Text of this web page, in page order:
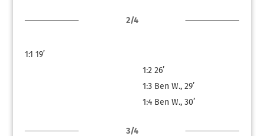
2/4
1:1 19’
1:2 26’
1:3 Ben W., 29’
1:4 Ben W., 30’
3/4